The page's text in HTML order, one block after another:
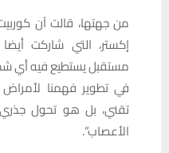
من جهتها، قالت آن
إكستر، التي شاركت
مستقبل يستطيع فيه أي
في تطوير فهمنا
تقني، بل هو تحول
الأعصاب”.